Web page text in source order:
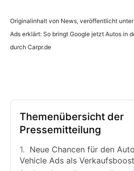
Originalinhalt von News, veröffentlicht
Ads erklärt: So bringt Google jetzt Autos in
durch Carpr.de
Themenübersicht der
Pressemitteilung
Neue Chancen für den
Vehicle Ads als